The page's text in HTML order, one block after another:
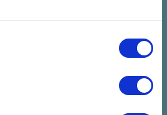
Panoráma Színpad -